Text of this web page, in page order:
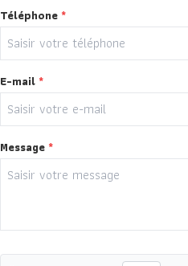
Téléphone *
E-mail *
Message *